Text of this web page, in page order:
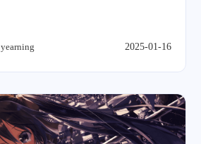
yearning 2025-01-16